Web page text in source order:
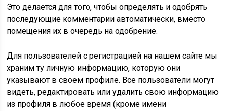
Это делается для того, чтобы определять и одобрять
последующие комментарии автоматически, вместо
помещения их в очередь на одобрение.
Для пользователей с регистрацией на нашем сайте мы
храним ту личную информацию, которую они
указывают в своем профиле. Все пользователи могут
видеть, редактировать или удалить свою информацию
из профиля в любое время (кроме имени